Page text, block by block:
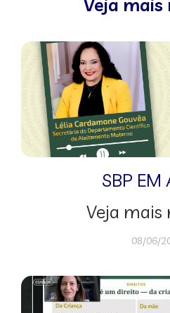
SBP EM
Veja mais
08/06/